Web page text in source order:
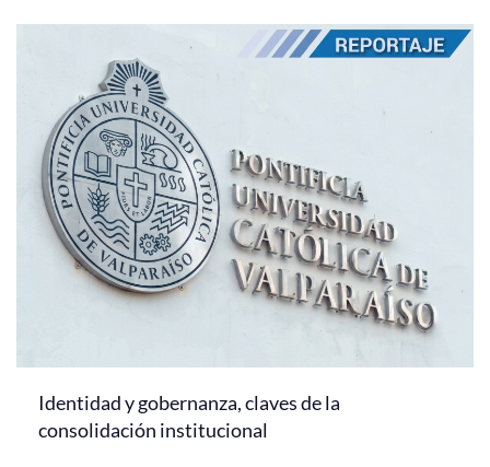
Identidad y gobernanza, claves de la
consolidación institucional